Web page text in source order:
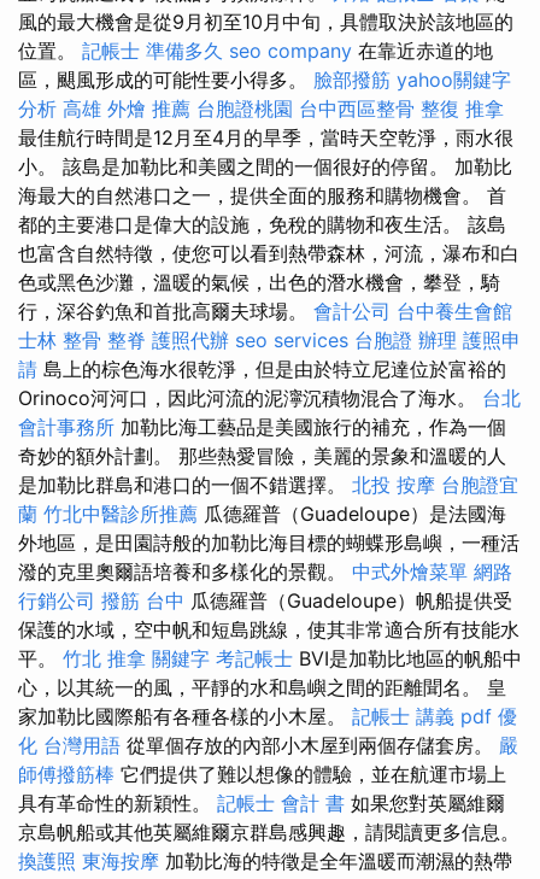
風的最大機會是從9月初至10月中旬，具體取決於該地區的
位置。 記帳士 準備多久 seo company 在靠近赤道的地
區，颶風形成的可能性要小得多。 臉部撥筋 yahoo關鍵字
分析 高雄 外燴 推薦 台胞證桃園 台中西區整骨 整復 推拿
最佳航行時間是12月至4月的旱季，當時天空乾淨，雨水很
小。 該島是加勒比和美國之間的一個很好的停留。 加勒比
海最大的自然港口之一，提供全面的服務和購物機會。 首
都的主要港口是偉大的設施，免稅的購物和夜生活。 該島
也富含自然特徵，使您可以看到熱帶森林，河流，瀑布和白
色或黑色沙灘，溫暖的氣候，出色的潛水機會，攀登，騎
行，深谷釣魚和首批高爾夫球場。 會計公司 台中養生會館
士林 整骨 整脊 護照代辦 seo services 台胞證 辦理 護照申
請 島上的棕色海水很乾淨，但是由於特立尼達位於富裕的
Orinoco河河口，因此河流的泥濘沉積物混合了海水。 台北
會計事務所 加勒比海工藝品是美國旅行的補充，作為一個
奇妙的額外計劃。 那些熱愛冒險，美麗的景象和溫暖的人
是加勒比群島和港口的一個不錯選擇。 北投 按摩 台胞證宜
蘭 竹北中醫診所推薦 瓜德羅普（Guadeloupe）是法國海
外地區，是田園詩般的加勒比海目標的蝴蝶形島嶼，一種活
潑的克里奧爾語培養和多樣化的景觀。 中式外燴菜單 網路
行銷公司 撥筋 台中 瓜德羅普（Guadeloupe）帆船提供受
保護的水域，空中帆和短島跳線，使其非常適合所有技能水
平。 竹北 推拿 關鍵字 考記帳士 BVI是加勒比地區的帆船中
心，以其統一的風，平靜的水和島嶼之間的距離聞名。 皇
家加勒比國際船有各種各樣的小木屋。 記帳士 講義 pdf 優
化 台灣用語 從單個存放的內部小木屋到兩個存儲套房。 嚴
師傅撥筋棒 它們提供了難以想像的體驗，並在航運市場上
具有革命性的新穎性。 記帳士 會計 書 如果您對英屬維爾
京島帆船或其他英屬維爾京群島感興趣，請閱讀更多信息。
換護照 東海按摩 加勒比海的特徵是全年溫暖而潮濕的熱帶